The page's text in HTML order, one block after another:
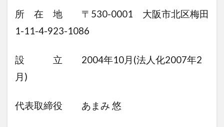
所 在 地 〒530-0001 大阪市北区梅田
1-11-4-923-1086
設 立 2004年10月(法人化2007年2
月)
代表取締役 あまみ 悠